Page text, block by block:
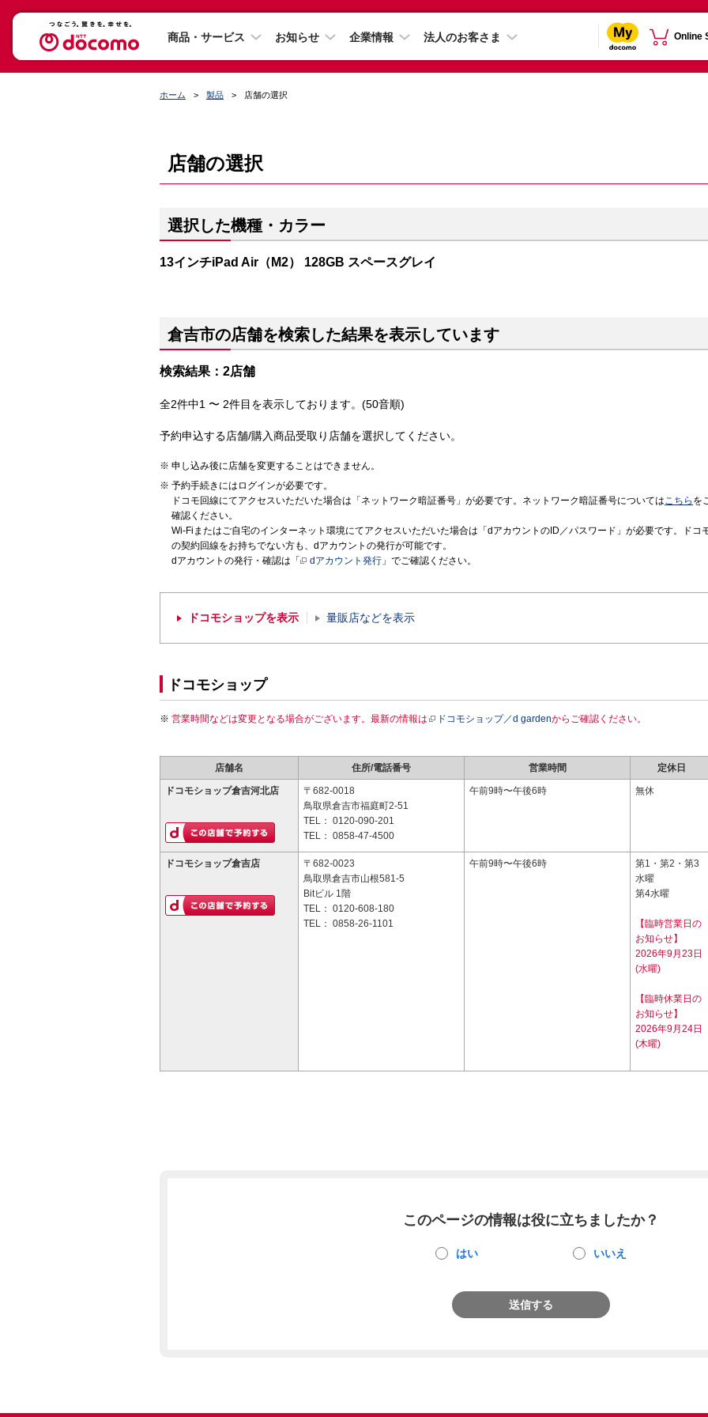
商品・サービス お知らせ 企業情報 法人のお客さま Online
ホーム 製品 店舗の選択
店舗の選択
選択した機種・カラー
13インチiPad Air（M2） 128GB スペースグレイ
倉吉市の店舗を検索した結果を表示しています
検索結果：2店舗
全2件中1 〜 2件目を表示しております。(50音順)
予約申込する店舗/購入商品受取り店舗を選択してください。
申し込み後に店舗を変更することはできません。
予約手続きにはログインが必要です。
ドコモ回線にてアクセスいただいた場合は「ネットワーク暗証番号」が必要です。ネットワーク暗証番号についてはこちら を
確認ください。
Wi-Fiまたはご自宅のインターネット環境にてアクセスいただいた場合は「dアカウントのID／パスワード」が必要です。ドコ
の契約回線をお持ちでない方も、dアカウントの発行が可能です。
dアカウントの発行・確認は「
dアカウント発行 」でご確認ください。
ドコモショップを表示 量販店などを表示
ドコモショップ
営業時間などは変更となる場合がございます。最新の情報は ドコモショップ／d gardenからご確認ください。
店舗名 住所/電話番号 営業時間 定休日
ドコモショップ倉吉河北店
〒682-0018
鳥取県倉吉市福庭町2-51
TEL： 0120-090-201
TEL： 0858-47-4500
午前9時〜午後6時 無休
ドコモショップ倉吉店
〒682-0023
鳥取県倉吉市山根581-5
Bitビル 1階
TEL： 0120-608-180
TEL： 0858-26-1101
午前9時〜午後6時
第1・第2・第3
水曜
第4水曜
【臨時営業日の
お知らせ】
2026年9月23日
(水曜)
【臨時休業日の
お知らせ】
2026年9月24日
(木曜)
このページの情報は役に立ちましたか？
はい いいえ
送信する